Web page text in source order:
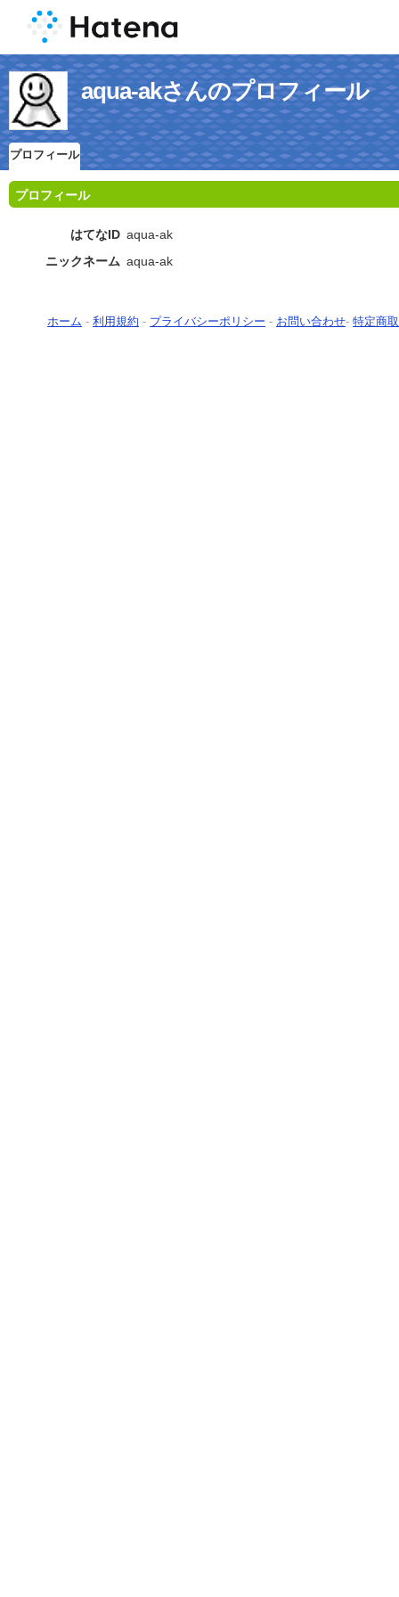
aqua-akさんのプロフィール
プロフィール
プロフィール
はてなID aqua-ak
ニックネーム aqua-ak
ホーム - 利用規約 - プライバシーポリシー - お問い合わせ- 特定商